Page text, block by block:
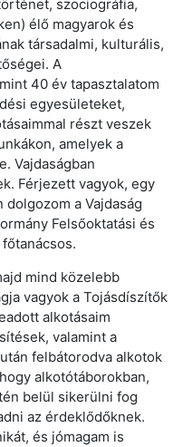
szociográfia,
élő magyarok és
társadalmi, kulturális,
A
40 év tapasztalatom
egyesületeket,
részt veszek
amelyek a
Vajdaságban
Férjezett vagyok, egy
a Vajdaság
Felsőoktatási és
mind közelebb
vagyok a Tojásdíszítők
alkotásaim
valamint a
felbátorodva alkotok
alkotótáborokban,
belül sikerülni fog
az érdeklődőknek.
és jómagam is